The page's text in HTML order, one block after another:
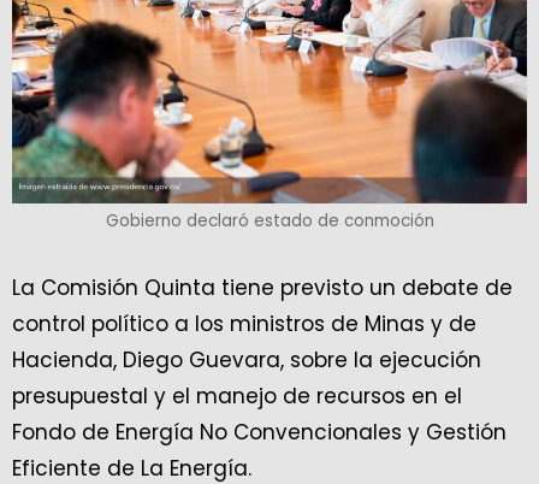
Gobierno declaró estado de conmoción
La Comisión Quinta tiene previsto un debate de
control político a los ministros de Minas y de
Hacienda, Diego Guevara, sobre la ejecución
presupuestal y el manejo de recursos en el
Fondo de Energía No Convencionales y Gestión
Eficiente de La Energía.